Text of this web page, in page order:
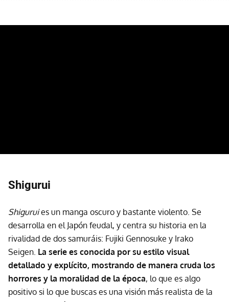
Shigurui
Shiguruies un manga oscuro y bastante violento. Se
desarrolla en el Japón feudal, y centra su historia en la
rivalidad de dos samuráis: Fujiki Gennosuke y Irako
Seigen. La serie es conocida por su estilo visual
detallado y explícito, mostrando de manera cruda los
horrores y la moralidad de la época, lo que es algo
positivo si lo que buscas es una visión más realista de la